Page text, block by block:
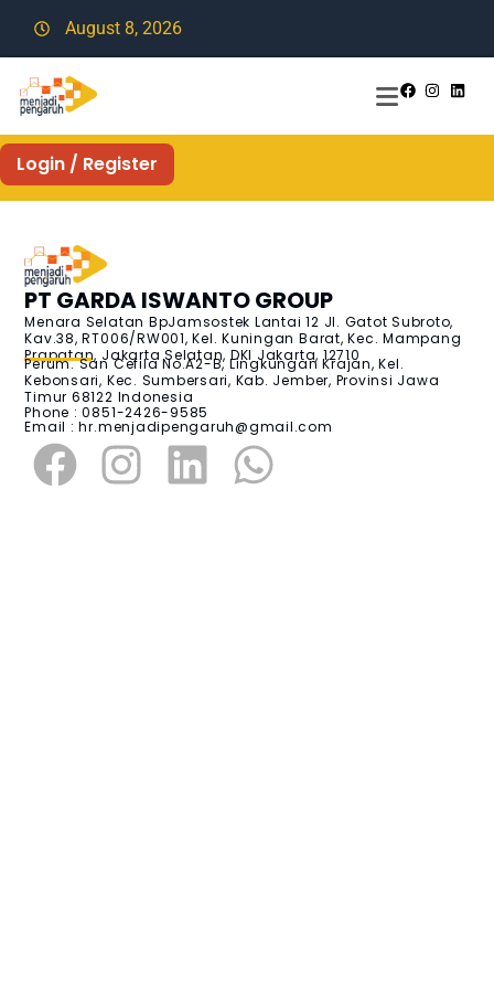
August 8, 2026
Login / Register
PT GARDA ISWANTO GROUP
Menara Selatan BpJamsostek Lantai 12 Jl. Gatot Subroto,
Kav.38, RT006/RW001, Kel. Kuningan Barat, Kec. Mampang
Prapatan, Jakarta Selatan, DKI Jakarta, 12710
Perum. San Cefila No.A2-B, Lingkungan Krajan, Kel.
Kebonsari, Kec. Sumbersari, Kab. Jember, Provinsi Jawa
Timur 68122 Indonesia
Phone : 0851-2426-9585
Email :hr.menjadipengaruh@gmail.com